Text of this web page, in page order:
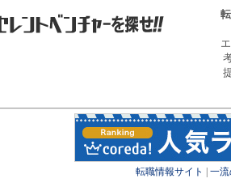
転職情報サイト 一